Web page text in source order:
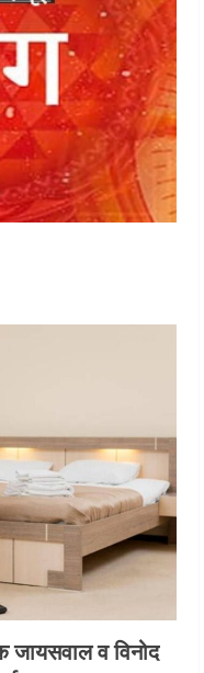
जायसवाल व विनोद